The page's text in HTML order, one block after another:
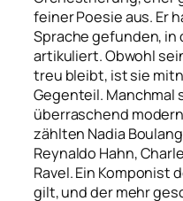
feiner Poesie aus. Er
Sprache gefunden, in
artikuliert. Obwohl
treu bleibt, ist sie
Gegenteil. Manchmal
überraschend
zählten Nadia
Reynaldo Hahn,
Ravel. Ein Komponist
gilt, und der mehr